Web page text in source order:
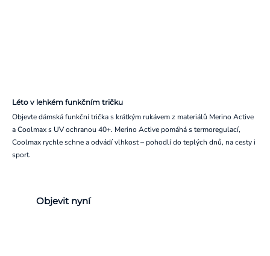
Léto v lehkém funkčním tričku
Objevte dámská funkční trička s krátkým rukávem z materiálů Merino Active
a Coolmax s UV ochranou 40+. Merino Active pomáhá s termoregulací,
Coolmax rychle schne a odvádí vlhkost – pohodlí do teplých dnů, na cesty i
sport.
Objevit nyní